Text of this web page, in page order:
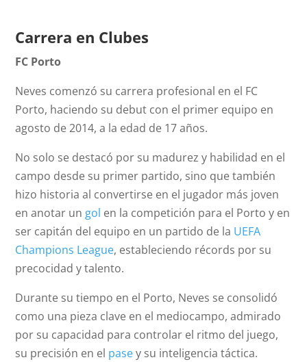
Carrera en Clubes
FC Porto
Neves comenzó su carrera profesional en el FC
Porto, haciendo su debut con el primer equipo en
agosto de 2014, a la edad de 17 años.
No solo se destacó por su madurez y habilidad en el
campo desde su primer partido, sino que también
hizo historia al convertirse en el jugador más joven
en anotar un gol en la competición para el Porto y en
ser capitán del equipo en un partido de la UEFA
Champions League, estableciendo récords por su
precocidad y talento.
Durante su tiempo en el Porto, Neves se consolidó
como una pieza clave en el mediocampo, admirado
por su capacidad para controlar el ritmo del juego,
su precisión en el pasey su inteligencia táctica.